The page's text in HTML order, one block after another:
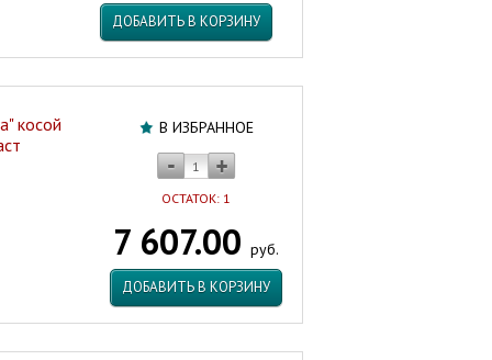
ДОБАВИТЬ В КОРЗИНУ
В ИЗБРАННОЕ
ОСТАТОК: 1
7 607.00 руб.
ДОБАВИТЬ В КОРЗИНУ
косой